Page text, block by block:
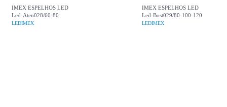
IMEX ESPELHOS LED
Led-Aten028/60-80
LEDIMEX
IMEX ESPELHOS LED
Led-Bost029/80-100-120
LEDIMEX